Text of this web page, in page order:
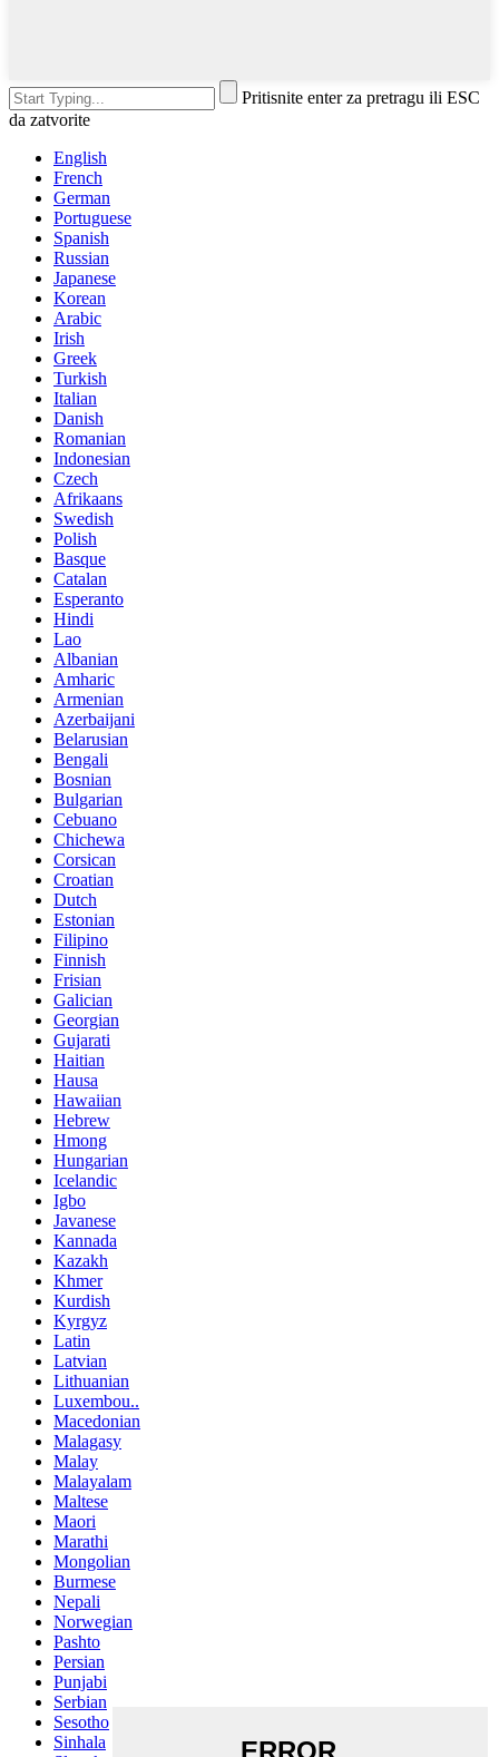
Pritisnite enter za pretragu ili ESC
da zatvorite
English
French
German
Portuguese
Spanish
Russian
Japanese
Korean
Arabic
Irish
Greek
Turkish
Italian
Danish
Romanian
Indonesian
Czech
Afrikaans
Swedish
Polish
Basque
Catalan
Esperanto
Hindi
Lao
Albanian
Amharic
Armenian
Azerbaijani
Belarusian
Bengali
Bosnian
Bulgarian
Cebuano
Chichewa
Corsican
Croatian
Dutch
Estonian
Filipino
Finnish
Frisian
Galician
Georgian
Gujarati
Haitian
Hausa
Hawaiian
Hebrew
Hmong
Hungarian
Icelandic
Igbo
Javanese
Kannada
Kazakh
Khmer
Kurdish
Kyrgyz
Latin
Latvian
Lithuanian
Luxembou..
Macedonian
Malagasy
Malay
Malayalam
Maltese
Maori
Marathi
Mongolian
Burmese
Nepali
Norwegian
Pashto
Persian
Punjabi
Serbian
Sesotho
Sinhala